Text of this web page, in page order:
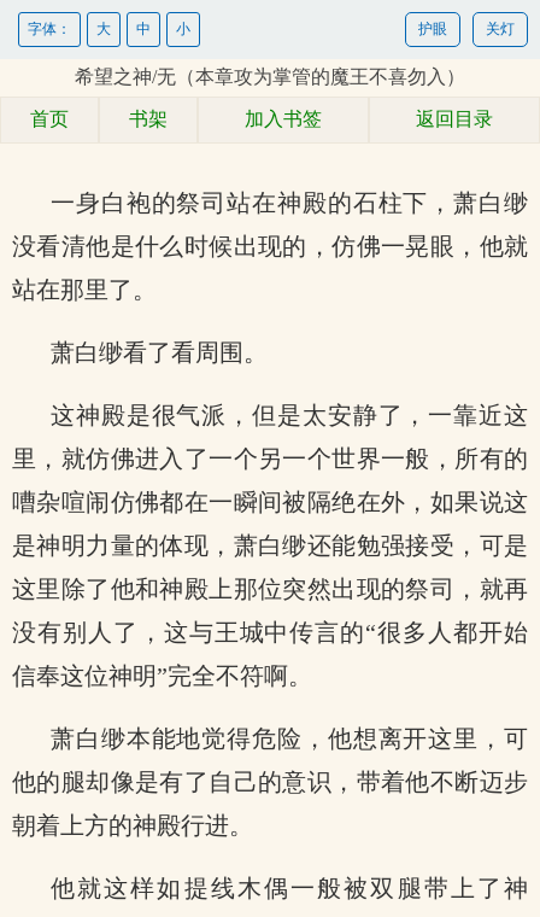
关灯
护眼
字体： 大 中 小
希望之神/无（本章攻为掌管的魔王不喜勿入）
首页 书架 加入书签 返回目录
一身白袍的祭司站在神殿的石柱下，萧白缈
没看清他是什么时候出现的，仿佛一晃眼，他就
站在那里了。
萧白缈看了看周围。
这神殿是很气派，但是太安静了，一靠近这
里，就仿佛进入了一个另一个世界一般，所有的
嘈杂喧闹仿佛都在一瞬间被隔绝在外，如果说这
是神明力量的体现，萧白缈还能勉强接受，可是
这里除了他和神殿上那位突然出现的祭司，就再
没有别人了，这与王城中传言的“很多人都开始
信奉这位神明”完全不符啊。
萧白缈本能地觉得危险，他想离开这里，可
他的腿却像是有了自己的意识，带着他不断迈步
朝着上方的神殿行进。
他就这样如提线木偶一般被双腿带上了神